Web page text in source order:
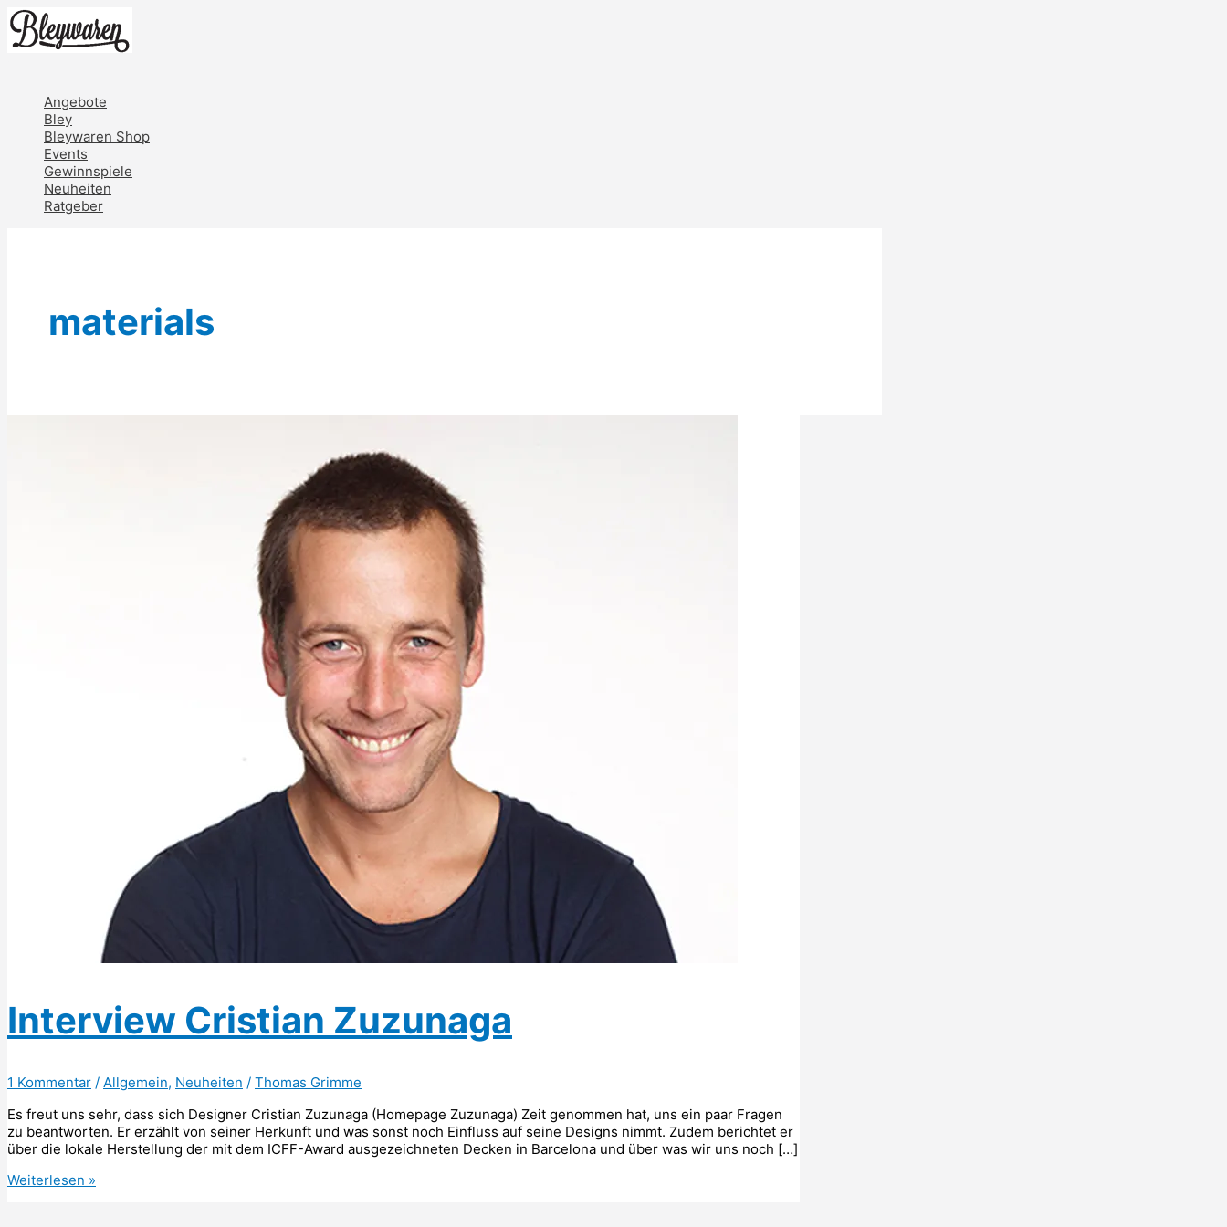
Zum
Inhalt
springen
Angebote
Bley
Bleywaren Shop
Events
Gewinnspiele
Neuheiten
Ratgeber
materials
Interview Cristian Zuzunaga
1 Kommentar / Allgemein, Neuheiten / Thomas Grimme
Es freut uns sehr, dass sich Designer Cristian Zuzunaga (Homepage Zuzunaga) Zeit genommen hat, uns ein paar Fragen
zu beantworten. Er erzählt von seiner Herkunft und was sonst noch Einfluss auf seine Designs nimmt. Zudem berichtet er
über die lokale Herstellung der mit dem ICFF-Award ausgezeichneten Decken in Barcelona und über was wir uns noch […]
Interview
Weiterlesen »